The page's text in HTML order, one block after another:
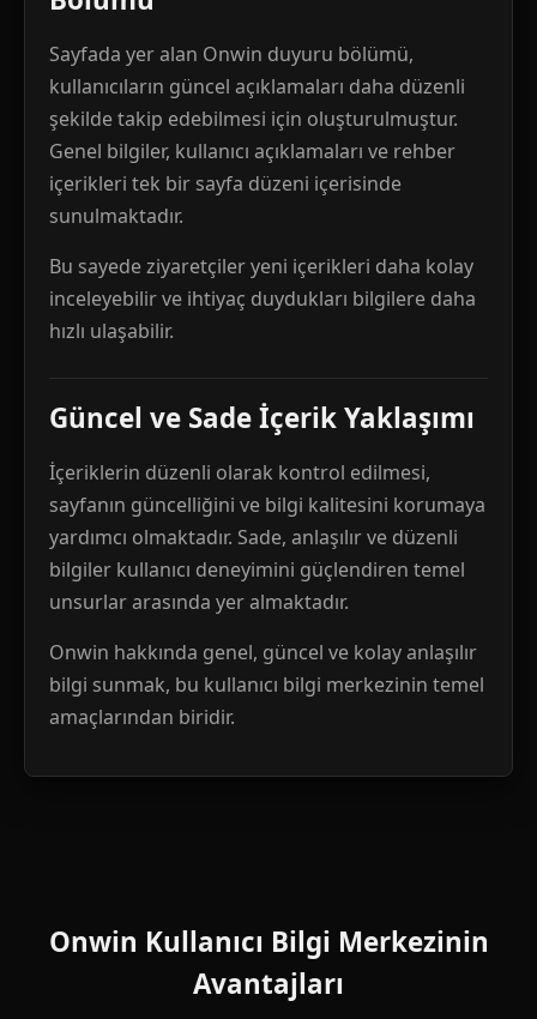
Sayfada yer alan Onwin duyuru bölümü,
kullanıcıların güncel açıklamaları daha düzenli
şekilde takip edebilmesi için oluşturulmuştur.
Genel bilgiler, kullanıcı açıklamaları ve rehber
içerikleri tek bir sayfa düzeni içerisinde
sunulmaktadır.
Bu sayede ziyaretçiler yeni içerikleri daha kolay
inceleyebilir ve ihtiyaç duydukları bilgilere daha
hızlı ulaşabilir.
Güncel ve Sade İçerik Yaklaşımı
İçeriklerin düzenli olarak kontrol edilmesi,
sayfanın güncelliğini ve bilgi kalitesini korumaya
yardımcı olmaktadır. Sade, anlaşılır ve düzenli
bilgiler kullanıcı deneyimini güçlendiren temel
unsurlar arasında yer almaktadır.
Onwin hakkında genel, güncel ve kolay anlaşılır
bilgi sunmak, bu kullanıcı bilgi merkezinin temel
amaçlarından biridir.
Onwin Kullanıcı Bilgi Merkezinin
Avantajları